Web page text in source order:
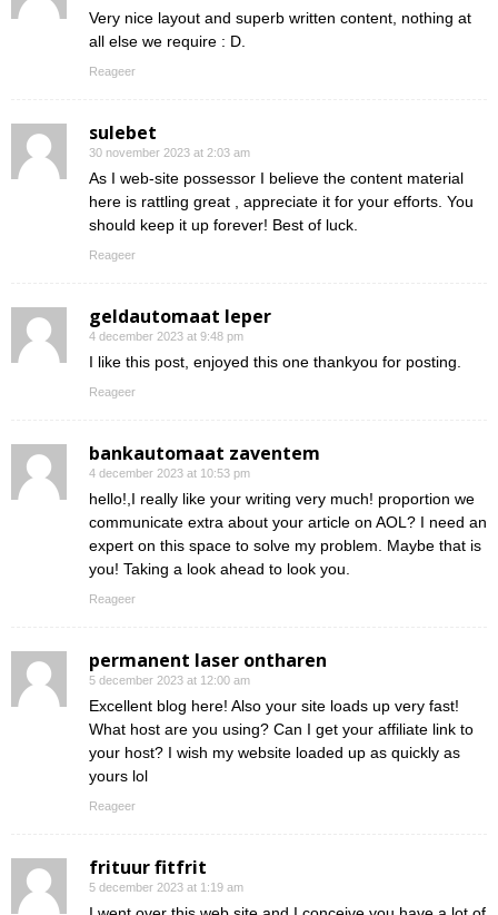
Very nice layout and superb written content, nothing at
all else we require : D.
Reageer
sulebet
30 november 2023 at 2:03 am
As I web-site possessor I believe the content material
here is rattling great , appreciate it for your efforts. You
should keep it up forever! Best of luck.
Reageer
geldautomaat Ieper
4 december 2023 at 9:48 pm
I like this post, enjoyed this one thankyou for posting.
Reageer
bankautomaat zaventem
4 december 2023 at 10:53 pm
hello!,I really like your writing very much! proportion we
communicate extra about your article on AOL? I need an
expert on this space to solve my problem. Maybe that is
you! Taking a look ahead to look you.
Reageer
permanent laser ontharen
5 december 2023 at 12:00 am
Excellent blog here! Also your site loads up very fast!
What host are you using? Can I get your affiliate link to
your host? I wish my website loaded up as quickly as
yours lol
Reageer
frituur fitfrit
5 december 2023 at 1:19 am